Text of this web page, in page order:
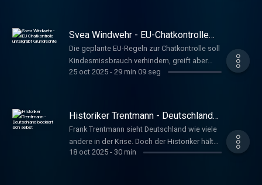
dieser Ansatz aber gescheitert gewesen.
www.deutschlandfunkkultur.de, Tacheles
Svea Windwehr - EU-Chatkontrolle
untergräbt Grundrechte
Die geplante EU-Regeln zur Chatkontrolle soll
Kindesmissbrauch verhindern, greift aber
auch in Grundrechte ein. Svea Windwehr, Co-
vertraulicher Kommunikation. Hoffmeister,
Tacheles
25 oct 2025- 29 min 09 seg
Historiker Trentmann - Deutschland
blockiert sich selbst
Frank Trentmann sieht Deutschland wie viele
andere in der Krise. Doch der Historiker hält
das für nichts Besonderes. Er rät: Um die
18 oct 2025- 30 min